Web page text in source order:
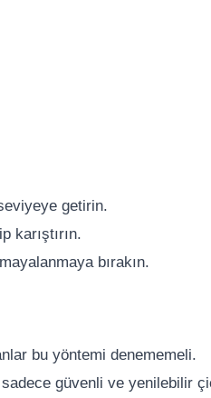
getirin.
karıştırın.
bırakın.
bu yöntemi denememeli.
güvenli ve yenilebilir